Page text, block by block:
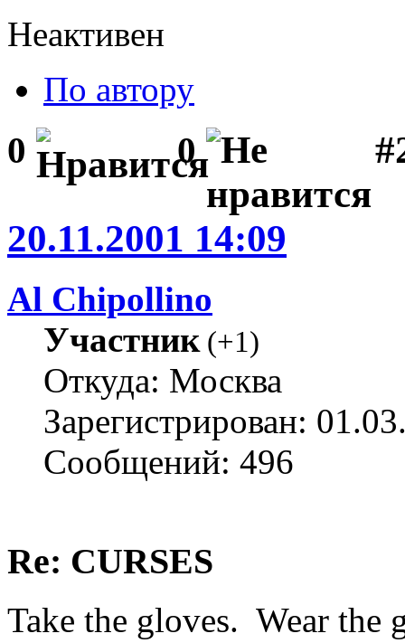
Неактивен
По автору
0 0
20.11.2001 14:09
Al Chipollino
Участник(+1)
Откуда: Москва
Зарегистрирован:
Сообщений: 496
Re: CURSES
Take the gloves. Wear the